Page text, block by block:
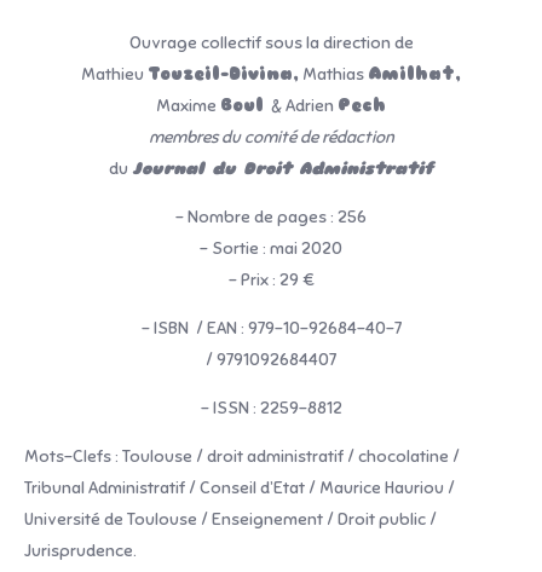
Ouvrage collectif sous la direction de
Mathieu Touzeil-Divina, Mathias Amilhat,
Maxime Boul & Adrien Pech
membres du comité de rédaction
du Journal du Droit Administratif
– Nombre de pages : 256
– Sortie : mai 2020
– Prix : 29 €
– ISBN / EAN : 979-10-92684-40-7
/ 9791092684407
– ISSN : 2259-8812
Mots-Clefs : Toulouse / droit administratif / chocolatine /
Tribunal Administratif / Conseil d’Etat / Maurice Hauriou /
Université de Toulouse / Enseignement / Droit public /
Jurisprudence.